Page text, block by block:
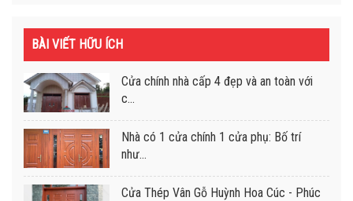
BÀI VIẾT HỮU ÍCH
Cửa chính nhà cấp 4 đẹp và an toàn với
c...
Nhà có 1 cửa chính 1 cửa phụ: Bố trí
như...
Cửa Thép Vân Gỗ Huỳnh Hoa Cúc - Phúc